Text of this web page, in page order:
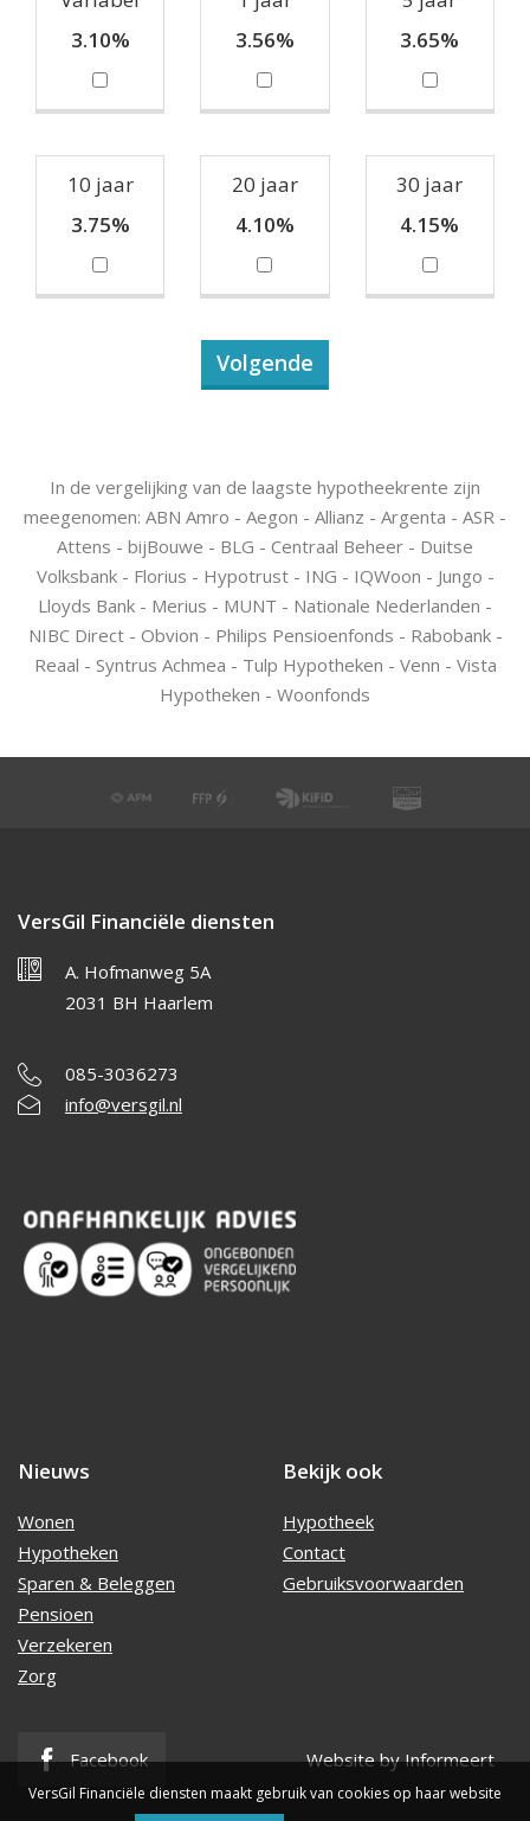
3.10%
3.56%
3.65%
10 jaar
3.75%
20 jaar
4.10%
30 jaar
4.15%
Volgende
In de vergelijking van de laagste hypotheekrente zijn
meegenomen: ABN Amro - Aegon - Allianz - Argenta - ASR -
Attens - bijBouwe - BLG - Centraal Beheer - Duitse
Volksbank - Florius - Hypotrust - ING - IQWoon - Jungo -
Lloyds Bank - Merius - MUNT - Nationale Nederlanden -
NIBC Direct - Obvion - Philips Pensioenfonds - Rabobank -
Reaal - Syntrus Achmea - Tulp Hypotheken - Venn - Vista
Hypotheken - Woonfonds
VersGil Financiële diensten
A. Hofmanweg 5A
2031 BH Haarlem
085-3036273
info@versgil.nl
Nieuws
Wonen
Hypotheken
Sparen & Beleggen
Pensioen
Verzekeren
Zorg
Bekijk ook
Hypotheek
Contact
Gebruiksvoorwaarden
Facebook Website by Informeert
VersGil Financiële diensten maakt gebruik van cookies op haar website